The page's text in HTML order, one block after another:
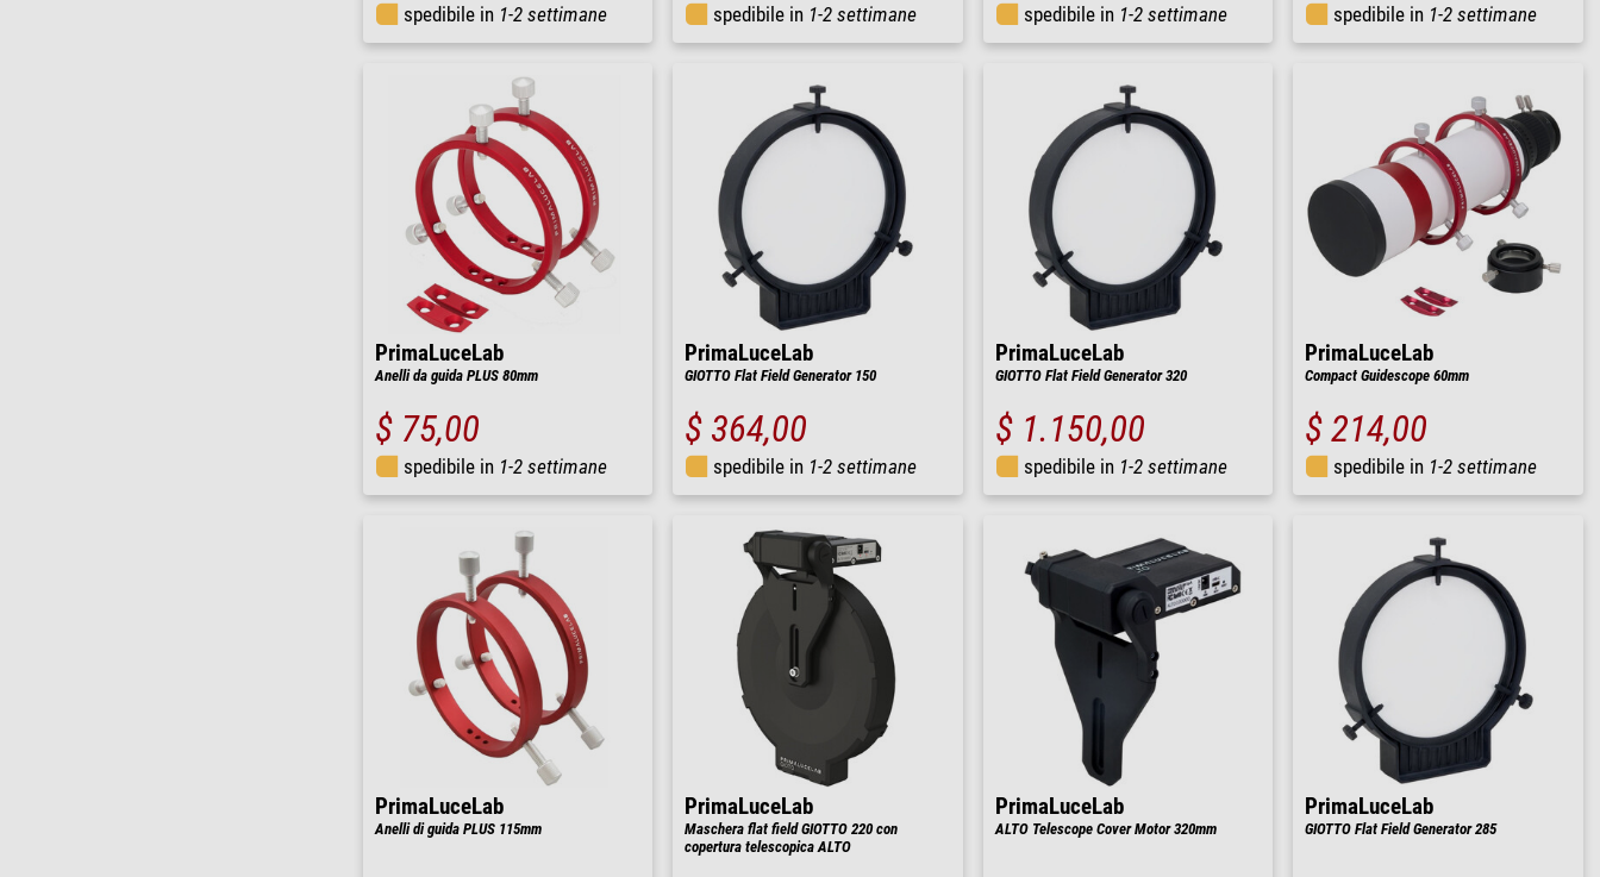
spedibile in 1-2 settimane spedibile in 1-2 settimane spedibile in 1-2 settimane spedibile in 1-2 settimane
PrimaLuceLab
Anelli da guida PLUS 80mm
$ 75,00
spedibile in 1-2 settimane
PrimaLuceLab
GIOTTO Flat Field Generator 150
$ 364,00
spedibile in 1-2 settimane
PrimaLuceLab
GIOTTO Flat Field Generator 320
$ 1.150,00
spedibile in 1-2 settimane
PrimaLuceLab
Compact Guidescope 60mm
$ 214,00
spedibile in 1-2 settimane
PrimaLuceLab
Anelli di guida PLUS 115mm
PrimaLuceLab
Maschera flat field GIOTTO 220 con
copertura telescopica ALTO
PrimaLuceLab
ALTO Telescope Cover Motor 320mm
PrimaLuceLab
GIOTTO Flat Field Generator 285